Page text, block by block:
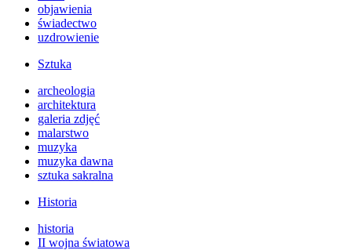
objawienia
świadectwo
uzdrowienie
Sztuka
archeologia
architektura
galeria zdjęć
malarstwo
muzyka
muzyka dawna
sztuka sakralna
Historia
historia
II wojna światowa